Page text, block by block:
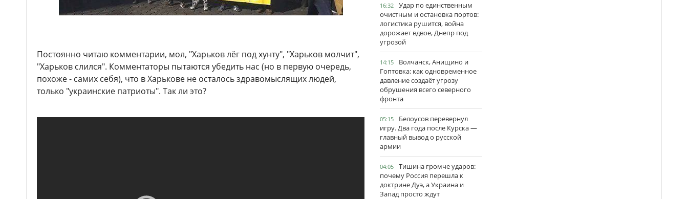
Постоянно читаю комментарии, мол, "Харьков лёг под хунту", "Харьков молчит",
"Харьков слился". Комментаторы пытаются убедить нас (но в первую очередь,
похоже - самих себя), что в Харькове не осталось здравомыслящих людей,
только "украинские патриоты". Так ли это?
16:32
Удар по единственным
очистным и остановка портов:
логистика рушится, война
дорожает вдвое, Днепр под
угрозой
14:15
Волчанск, Анищино и
Гоптовка: как одновременное
давление создаёт угрозу
обрушения всего северного
фронта
05:15
Белоусов перевернул
игру. Два года после Курска —
главный вывод о русской
армии
04:05
Тишина громче ударов:
почему Россия перешла к
доктрине Дуэ, а Украина и
Запад просто ждут